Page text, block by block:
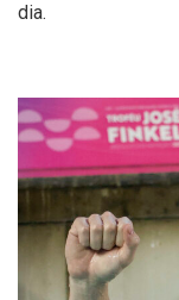
dia.